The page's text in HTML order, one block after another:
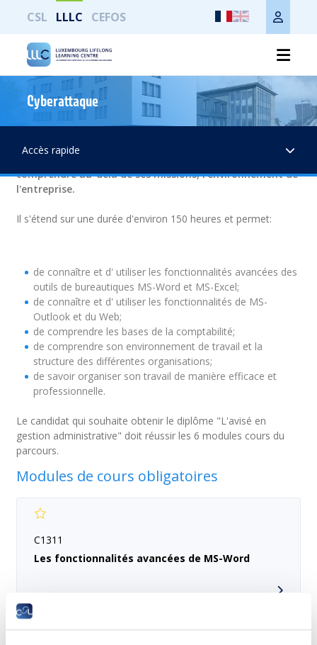
CSL LLLC CEFOS
Cyberattaque
Accès rapide
L'avisé en gestion administrative (a)
Ce parcours de formation s'adresse à tout gestionnaire
administratif et logistique qui souhaite consolider ses
pratiques dans l'utilisation de ses outils quotidiens et
comprendre au-delà de ses missions, l'environnement de
l'entreprise.
Il s'étend sur une durée d'environ 150 heures et permet:
de connaître et d' utiliser les fonctionnalités avancées des
outils de bureautiques MS-Word et MS-Excel;
de connaître et d' utiliser les fonctionnalités de MS-
Outlook et du Web;
de comprendre les bases de la comptabilité;
de comprendre son environnement de travail et la
structure des différentes organisations;
de savoir organiser son travail de manière efficace et
professionnelle.
Le candidat qui souhaite obtenir le diplôme "L'avisé en
gestion administrative" doit réussir les 6 modules cours du
parcours.
Modules de cours obligatoires
C1311
Les fonctionnalités avancées de MS-Word